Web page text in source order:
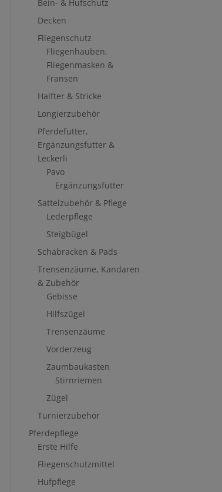
Bein- & Hufschutz
Decken
Fliegenschutz
Fliegenhauben,
Fliegenmasken &
Fransen
Halfter & Stricke
Longierzubehör
Pferdefutter,
Ergänzungsfutter &
Leckerli
Pavo
Ergänzungsfutter
Sattelzubehör & Pflege
Lederpflege
Steigbügel
Schabracken & Pads
Trensenzäume, Kandaren
& Zubehör
Gebisse
Hilfszügel
Trensenzäume
Vorderzeug
Zaumbaukasten
Stirnriemen
Zügel
Turnierzubehör
Pferdepflege
Erste Hilfe
Fliegenschutzmittel
Hufpflege